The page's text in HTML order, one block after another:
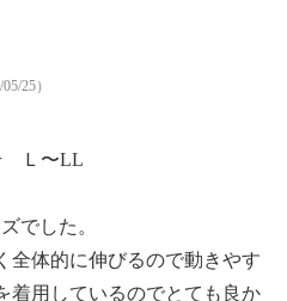
25）
Ｌ〜LL
でした。
全体的に伸びるので動きやす
着用しているのでとても良か